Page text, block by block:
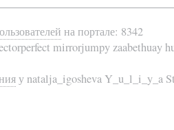
на портале: 8342
mirrorjumpy zaabethuay
у natalja_igosheva Y_u_l_i_y_a